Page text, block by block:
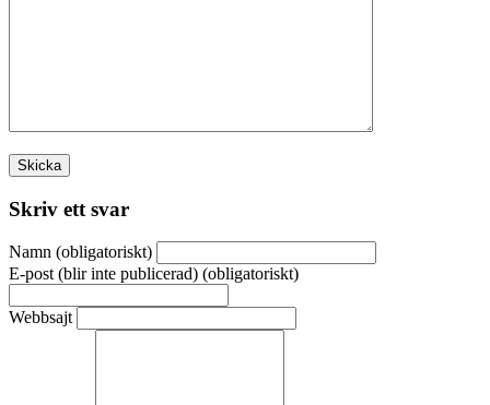
Skriv ett svar
Namn (obligatoriskt)
E-post (blir inte publicerad) (obligatoriskt)
Webbsajt